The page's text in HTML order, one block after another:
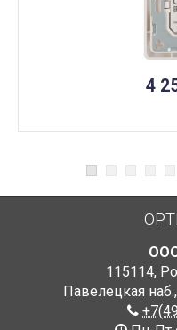
4
115114,
Павелецкая